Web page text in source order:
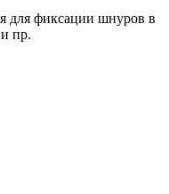
для фиксации шнуров в
пр.